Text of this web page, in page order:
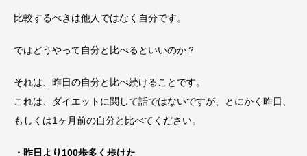
比較するべきは他人ではなく自分です。
ではどうやって自分と比べるといいのか？
それは、昨日の自分と比べ続けることです。
これは、ダイエットに関して話ではないですが、とにかく昨日、
もしくは1ヶ月前の自分と比べてください。
・昨日より100歩多く歩けた